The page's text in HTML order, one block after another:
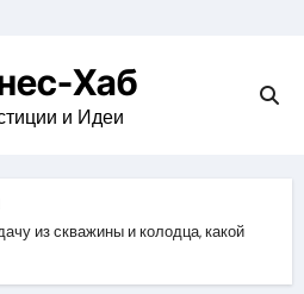
Хаб
и Идеи
из скважины и колодца, какой